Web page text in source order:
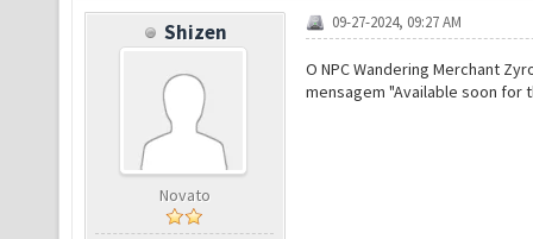
Shizen
Novato
09-27-2024, 09:27 AM
O NPC Wandering Merchant
mensagem "Available soon for